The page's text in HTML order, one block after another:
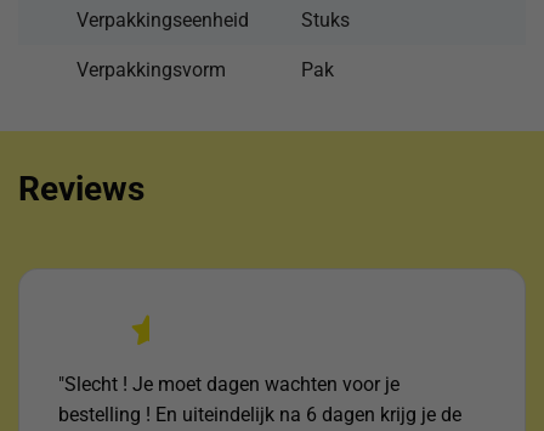
Verpakkingseenheid Stuks
Verpakkingsvorm Pak
Reviews
"Slecht ! Je moet dagen wachten voor je
bestelling ! En uiteindelijk na 6 dagen krijg je de